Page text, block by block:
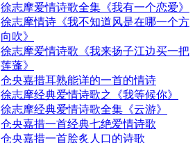
徐志摩爱情诗歌全集《我有一个恋爱》
徐志摩情诗《我不知道风是在哪一个方
向吹》
徐志摩爱情诗歌《我来扬子江边买一把
莲蓬》
仓央嘉措耳熟能详的一首的情诗
徐志摩经典爱情诗歌之《我等候你》
徐志摩经典爱情诗歌全集《云游》
仓央嘉措一首经典七绝爱情诗歌
仓央嘉措一首脍炙人口的诗歌